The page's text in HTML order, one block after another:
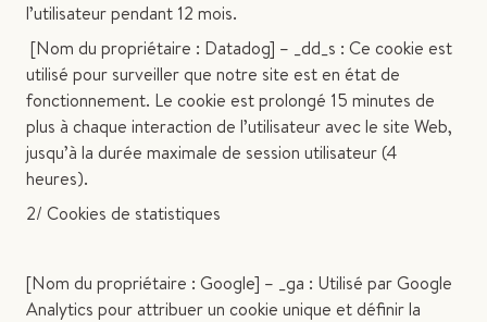
l’utilisateur pendant 12 mois.
[Nom du propriétaire : Datadog] – _dd_s : Ce cookie est
utilisé pour surveiller que notre site est en état de
fonctionnement. Le cookie est prolongé 15 minutes de
plus à chaque interaction de l’utilisateur avec le site Web,
jusqu’à la durée maximale de session utilisateur (4
heures).
2/ Cookies de statistiques
[Nom du propriétaire : Google] – _ga : Utilisé par Google
Analytics pour attribuer un cookie unique et définir la